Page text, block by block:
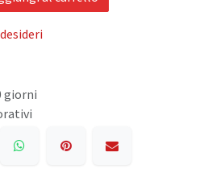
giorni